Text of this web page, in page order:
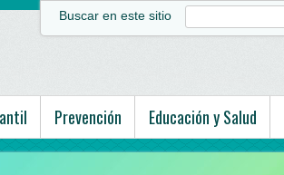
Buscar en este sitio
Prevención Educación y Salud